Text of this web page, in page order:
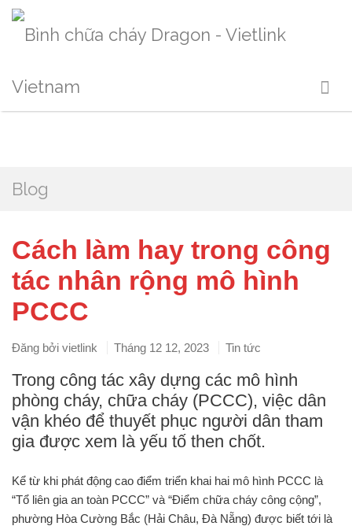
Blog
Cách làm hay trong công
tác nhân rộng mô hình
PCCC
Đăng bởi vietlink Tháng 12 12, 2023 Tin tức
Trong công tác xây dựng các mô hình
phòng cháy, chữa cháy (PCCC), việc dân
vận khéo để thuyết phục người dân tham
gia được xem là yếu tố then chốt.
Kể từ khi phát động cao điểm triển khai hai mô hình PCCC là
“Tổ liên gia an toàn PCCC” và “Điểm chữa cháy công cộng”,
phường Hòa Cường Bắc (Hải Châu, Đà Nẵng) được biết tới là